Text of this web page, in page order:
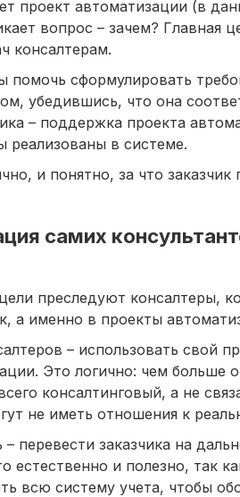
проект автоматизации (в
вопрос – зачем? Главная
консалтерам.
сформулировать
убедившись, что она
– поддержка проекта
реализованы в системе.
и понятно, за что заказчик
самих
преследуют консалтеры,
а именно в проекты
– использовать свой
Это логично: чем больше
консалтинговый, а не
не иметь отношения к
– перевести заказчика на
естественно и полезно, так
всю систему учета, чтобы